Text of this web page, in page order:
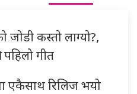
जोडी कस्तो लाग्यो?,
पहिलो गीत
एकैसाथ रिलिज भयो